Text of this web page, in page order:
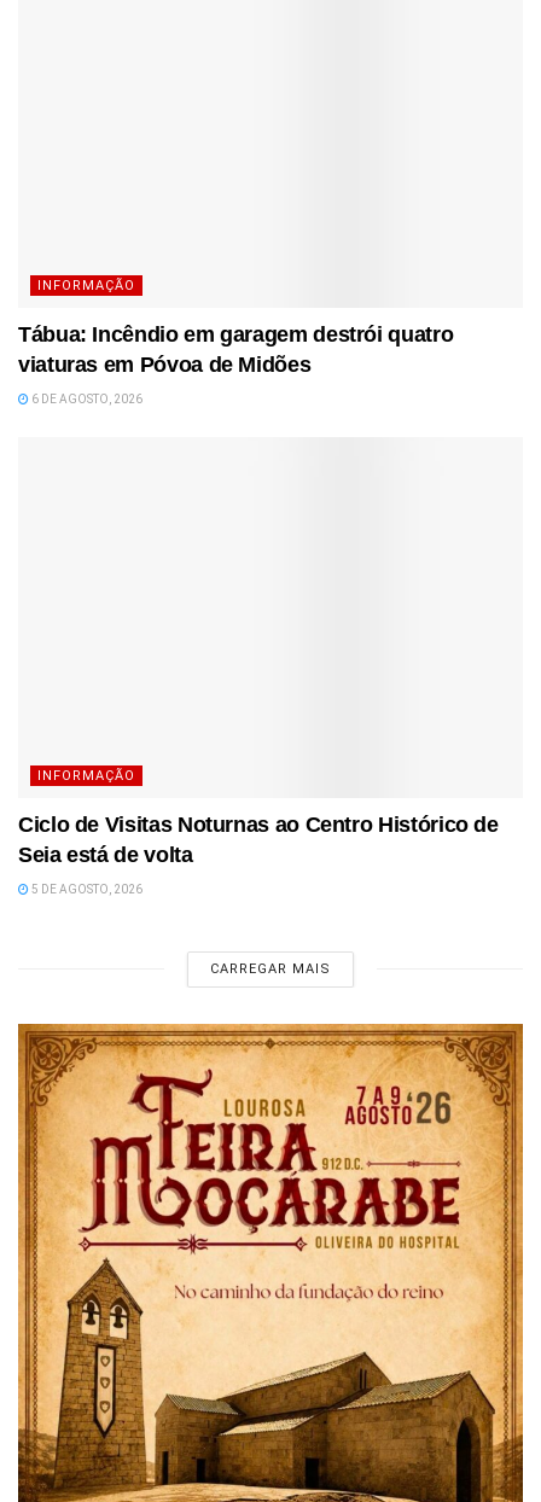
INFORMAÇÃO
Tábua: Incêndio em garagem destrói quatro
viaturas em Póvoa de Midões
6 DE AGOSTO, 2026
INFORMAÇÃO
Ciclo de Visitas Noturnas ao Centro Histórico de
Seia está de volta
5 DE AGOSTO, 2026
CARREGAR MAIS